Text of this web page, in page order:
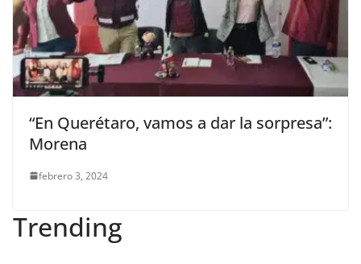
“En Querétaro, vamos a dar la sorpresa”:
Morena
febrero 3, 2024
Trending